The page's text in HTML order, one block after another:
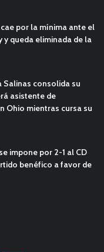
por la mínima ante el
y queda eliminada de la
consolida su
asistente de
Ohio mientras cursa su
impone por 2-1 al CD
benéfico a favor de